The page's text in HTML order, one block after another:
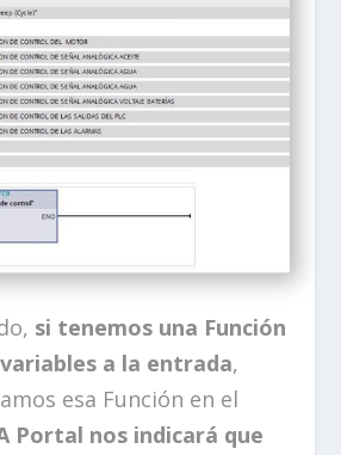
si tenemos una Función
a la entrada,
esa Función en el
Portal nos indicará que